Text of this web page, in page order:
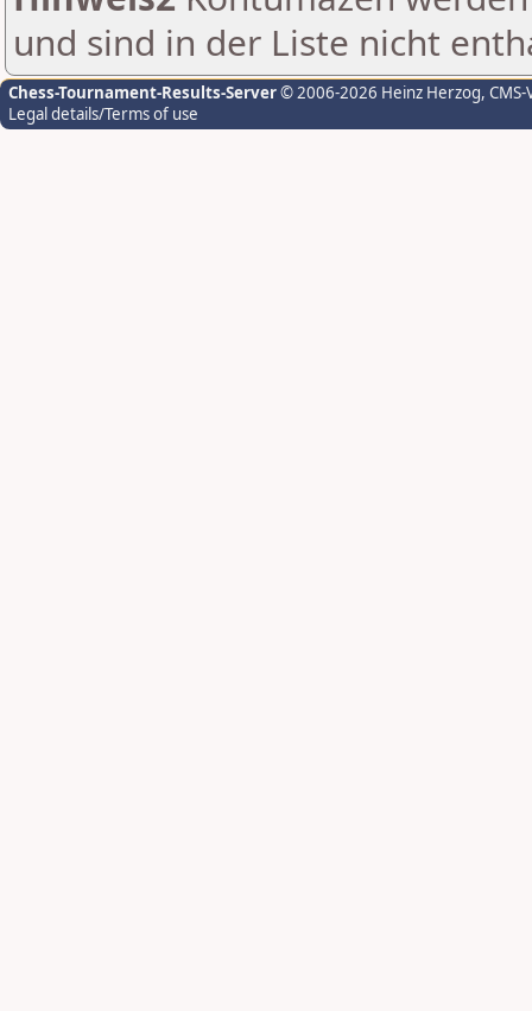
und sind in der Liste nicht
Chess-Tournament-Results-Server© 2006-2026 Heinz Herzog,
Legal details/Terms of use